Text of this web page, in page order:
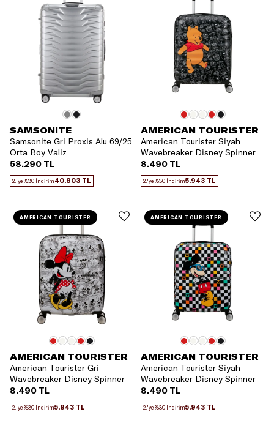
SAMSONITE
Samsonite Gri Proxis Alu 69/25
Orta Boy Valiz
58.290 TL
2.'ye %30 İndirim40.803 TL
AMERICAN TOURISTER
American Tourister Siyah
Wavebreaker Disney Spinner
55 Kabin Boy Valiz
8.490 TL
2.'ye %30 İndirim5.943 TL
AMERICAN TOURISTER
American Tourister Gri
Wavebreaker Disney Spinner
55 Kabin Boy Valiz
8.490 TL
2.'ye %30 İndirim5.943 TL
AMERICAN TOURISTER
AMERICAN TOURISTER
American Tourister Siyah
Wavebreaker Disney Spinner
55 Kabin Boy Valiz
8.490 TL
2.'ye %30 İndirim5.943 TL
AMERICAN TOURISTER